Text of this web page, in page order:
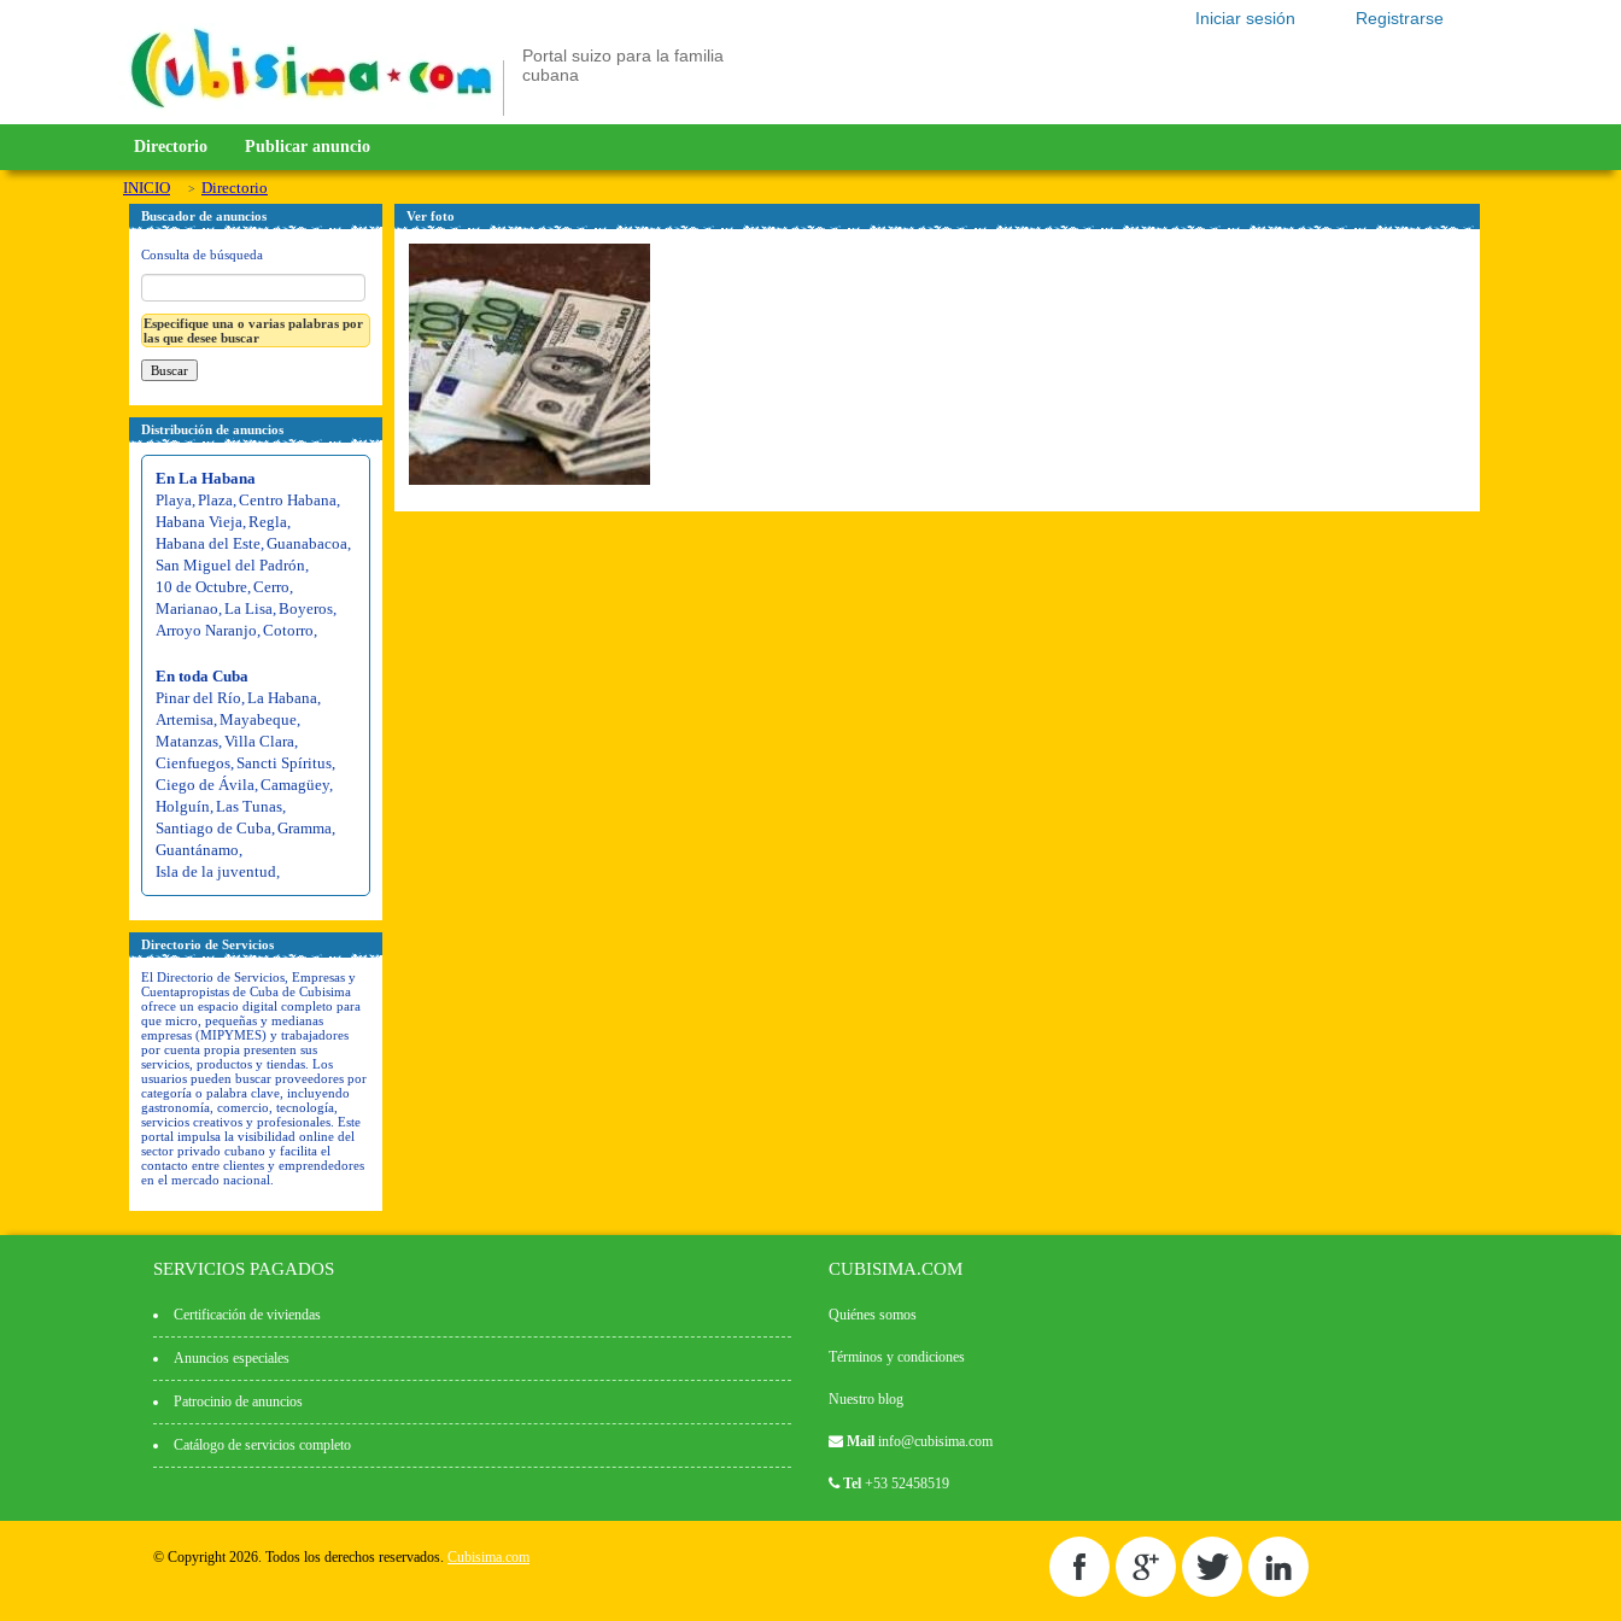
Registrarse
Iniciar sesión
Portal suizo para la familia
cubana
Directorio Publicar anuncio
INICIO Directorio
Buscador de anuncios
Consulta de búsqueda
Especifique una o varias palabras por
las que desee buscar
Distribución de anuncios
En La Habana
Playa Plaza Centro Habana
Habana Vieja Regla
Habana del Este Guanabacoa
San Miguel del Padrón
10 de Octubre Cerro
Marianao La Lisa Boyeros
Arroyo Naranjo Cotorro
En toda Cuba
Pinar del Río La Habana
Artemisa Mayabeque
Matanzas Villa Clara
Cienfuegos Sancti Spíritus
Ciego de Ávila Camagüey,
Holguín Las Tunas
Santiago de Cuba Gramma
Guantánamo
Isla de la juventud
Directorio de Servicios
El Directorio de Servicios, Empresas y
Cuentapropistas de Cuba de Cubisima
ofrece un espacio digital completo para
que micro, pequeñas y medianas
empresas (MIPYMES) y trabajadores
por cuenta propia presenten sus
servicios, productos y tiendas. Los
usuarios pueden buscar proveedores por
categoría o palabra clave, incluyendo
gastronomía, comercio, tecnología,
servicios creativos y profesionales. Este
portal impulsa la visibilidad online del
sector privado cubano y facilita el
contacto entre clientes y emprendedores
en el mercado nacional.
Ver foto
SERVICIOS PAGADOS
Certificación de viviendas
Anuncios especiales
Patrocinio de anuncios
Catálogo de servicios completo
CUBISIMA.COM
Quiénes somos
Términos y condiciones
Nuestro blog
Mail info@cubisima.com
Tel +53 52458519
© Copyright 2026. Todos los derechos reservados. Cubisima.com